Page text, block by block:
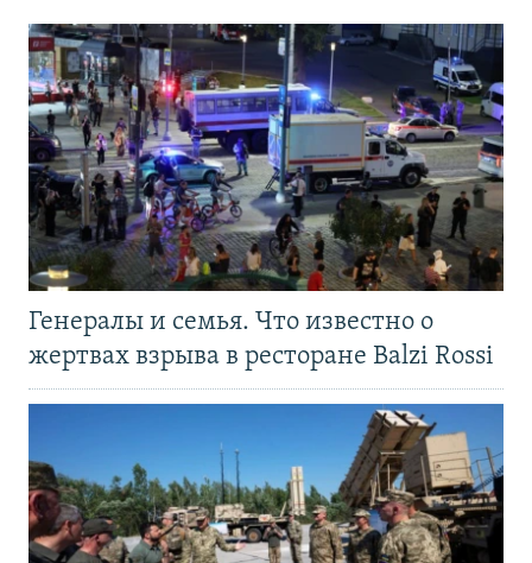
Генералы и семья. Что известно о
жертвах взрыва в ресторане Balzi Rossi